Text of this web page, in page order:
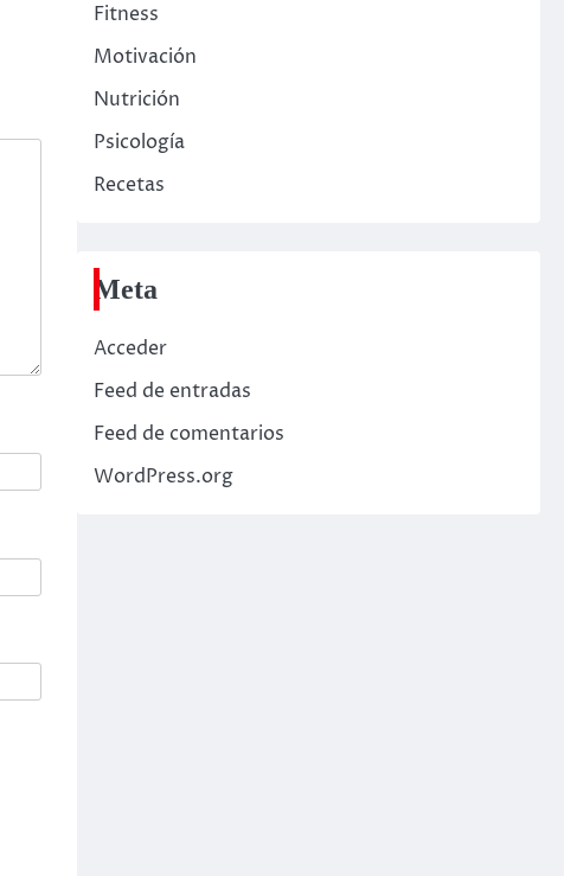
Fitness
Motivación
Nutrición
Psicología
Recetas
Meta
Acceder
Feed de entradas
Feed de comentarios
WordPress.org